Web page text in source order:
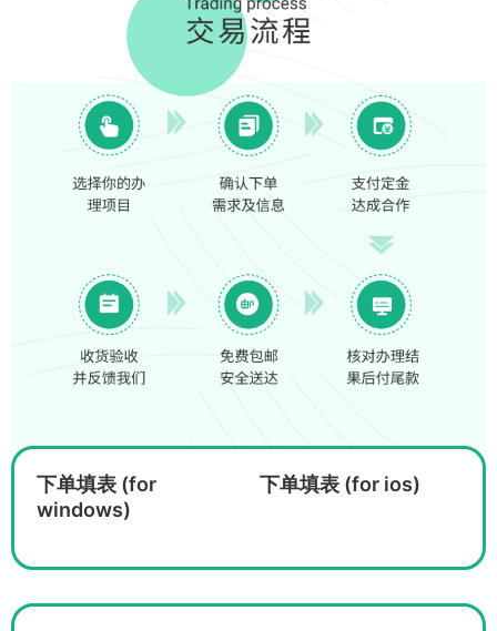
下单填表 (for
windows)
下单填表 (for ios)